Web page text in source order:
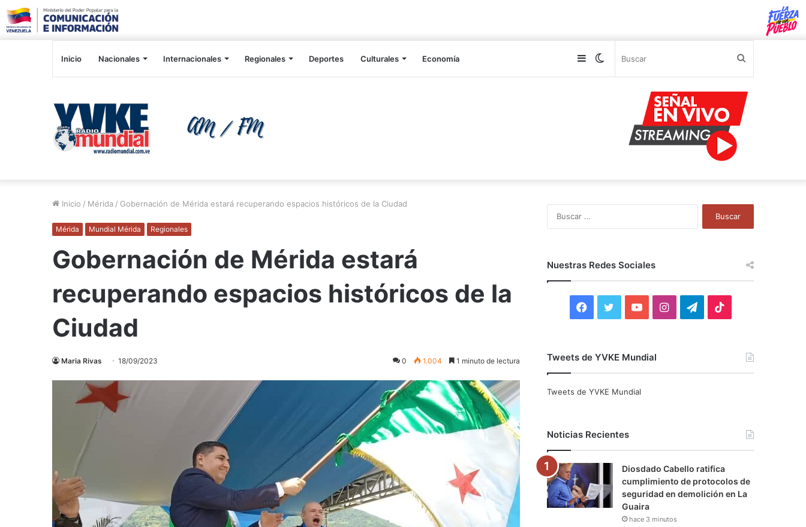
Inicio Nacionales Internacionales Regionales Deportes Culturales Economía Switch
Sidebar
Inicio / Mérida / Gobernación de Mérida estará recuperando espacios históricos de la Ciudad
Mérida Mundial Mérida Regionales
Gobernación de Mérida estará
recuperando espacios históricos de la
Ciudad
Maria Rivas 18/09/2023 0 1.004 1 minuto de lectura
Nuestras Redes Sociales
F
c
o
k
i
r
Y
u
e
I
r
a
m
T
a
m
Tweets de YVKE Mundial
Tweets de YVKE Mundial
Noticias Recientes
Diosdado Cabello ratifica
cumplimiento de protocolos de
seguridad en demolición en La
Guaira
hace 3 minutos